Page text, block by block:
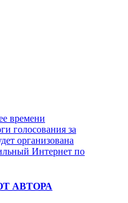
времени
голосования за
организована
Интернет по
АВТОРА